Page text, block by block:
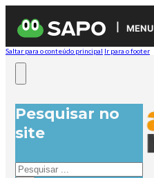
MENU
Saltar para o conteúdo principal Ir para o footer
Pesquisar no
site
Pesquisar